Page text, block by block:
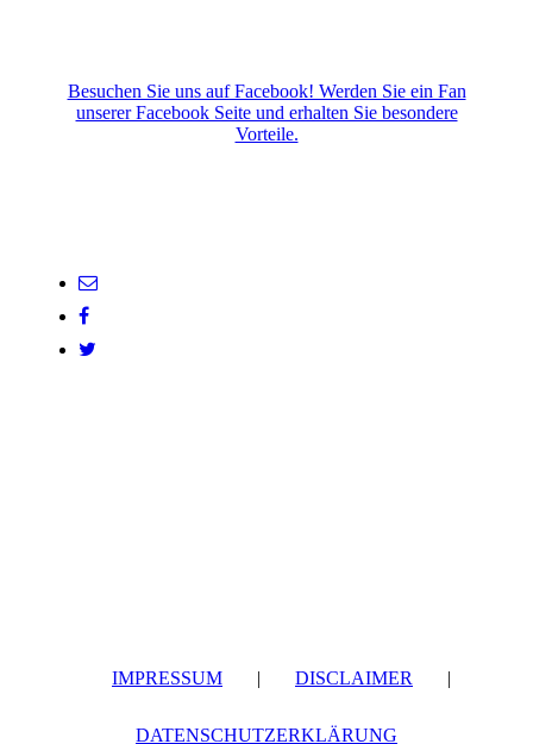
Besuchen Sie uns auf Facebook! Werden Sie ein Fan
unserer Facebook Seite und erhalten Sie besondere
Vorteile.
IMPRESSUM | DISCLAIMER |
DATENSCHUTZERKLÄRUNG